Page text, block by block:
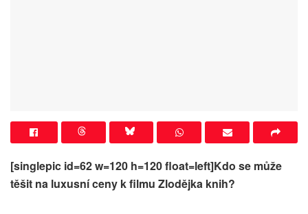
[singlepic id=62 w=120 h=120 float=left]Kdo se může
těšit na luxusní ceny k filmu Zlodějka knih?